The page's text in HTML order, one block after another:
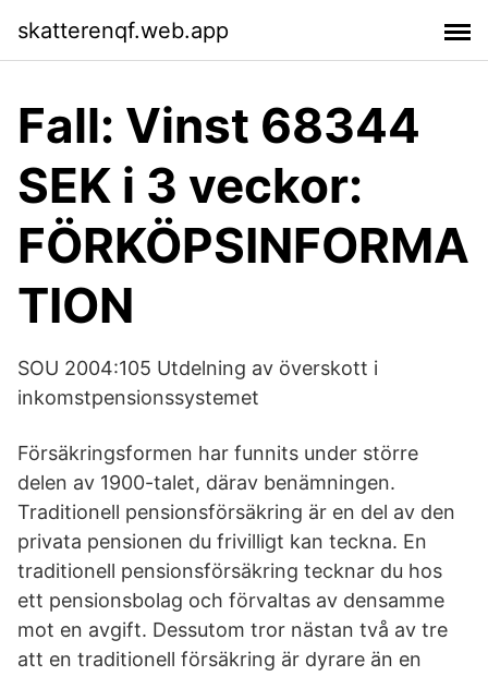
skatterenqf.web.app
Fall: Vinst 68344
SEK i 3 veckor:
FÖRKÖPSINFORMA
TION
SOU 2004:105 Utdelning av överskott i
inkomstpensionssystemet
Försäkringsformen har funnits under större
delen av 1900-talet, därav benämningen.
Traditionell pensionsförsäkring är en del av den
privata pensionen du frivilligt kan teckna. En
traditionell pensionsförsäkring tecknar du hos
ett pensionsbolag och förvaltas av densamme
mot en avgift. Dessutom tror nästan två av tre
att en traditionell försäkring är dyrare än en